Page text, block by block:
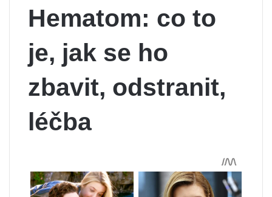
Hematom: co to
je, jak se ho
zbavit, odstranit,
léčba